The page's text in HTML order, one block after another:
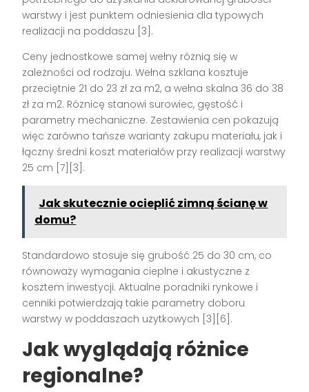
warstwy i jest punktem odniesienia dla typowych
realizacji na poddaszu [3].
Ceny jednostkowe samej wełny różnią się w
zależności od rodzaju. Wełna szklana kosztuje
przeciętnie 21 do 23 zł za m2, a wełna skalna 36 do 38
zł za m2. Różnicę stanowi surowiec, gęstość i
parametry mechaniczne. Zestawienia cen pokazują
więc zarówno tańsze warianty zakupu materiału, jak i
łączny średni koszt materiałów przy realizacji warstwy
25 cm [7][3].
Jak skutecznie ocieplić zimną ścianę w
domu?
Standardowo stosuje się grubość 25 do 30 cm, co
równoważy wymagania cieplne i akustyczne z
kosztem inwestycji. Aktualne poradniki rynkowe i
cenniki potwierdzają takie parametry doboru
warstwy w poddaszach użytkowych [3][6].
Jak wyglądają różnice
regionalne?